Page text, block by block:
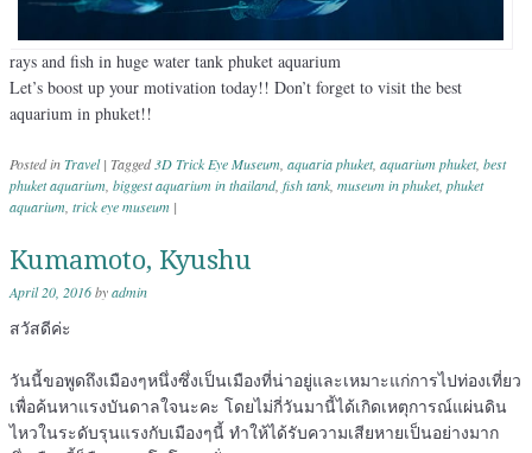
rays and fish in huge water tank phuket aquarium
Let’s boost up your motivation today!! Don’t forget to visit the best
aquarium in phuket!!
Posted inTravel | Tagged 3D Trick Eye Museum aquaria phuket, aquarium phuket, best
phuket aquarium biggest aquarium in thailand, fish tank museum in phuket, phuket
aquarium trick eye museum |
Kumamoto, Kyushu
April 20, 2016byadmin
สวัสดีค่ะ
วันนี้ขอพูดถึงเมืองๆหนึ่งซึ่งเป็นเมืองที่น่าอยู่และเหมาะแก่การไปท่องเที่ยว
เพื่อค้นหาแรงบันดาลใจนะคะ โดยไม่กี่วันมานี้ได้เกิดเหตุการณ์แผ่นดิน
ไหวในระดับรุนแรงกับเมืองๆนี้ ทำให้ได้รับความเสียหายเป็นอย่างมาก